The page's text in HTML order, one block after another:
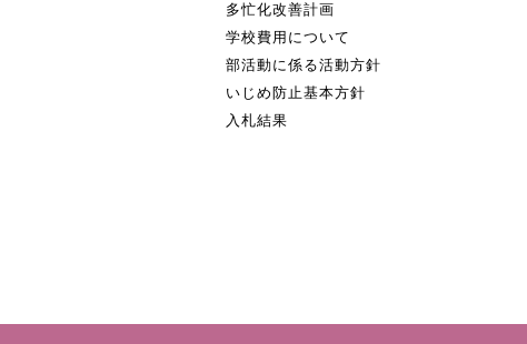
多忙化改善計画
学校費用について
部活動に係る活動方針
いじめ防止基本方針
入札結果